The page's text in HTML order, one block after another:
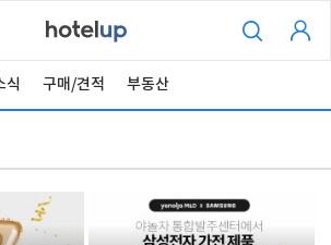
식 구매/견적 부동산